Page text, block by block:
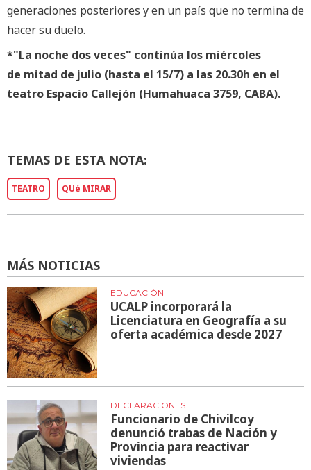
generaciones posteriores y en un país que no termina de
hacer su duelo.
*"La noche dos veces" continúa los miércoles
de mitad de julio (hasta el 15/7) a las 20.30h en el
teatro Espacio Callejón (Humahuaca 3759, CABA).
TEMAS DE ESTA NOTA:
TEATRO QUé MIRAR
MÁS NOTICIAS
EDUCACIÓN
UCALP incorporará la
Licenciatura en Geografía a su
oferta académica desde 2027
DECLARACIONES
Funcionario de Chivilcoy
denunció trabas de Nación y
Provincia para reactivar
viviendas